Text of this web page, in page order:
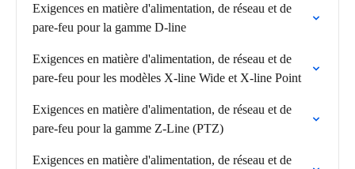
Exigences en matière d'alimentation, de réseau et de
pare-feu pour la gamme D-line
Exigences en matière d'alimentation, de réseau et de
pare-feu pour les modèles X-line Wide et X-line Point
Exigences en matière d'alimentation, de réseau et de
pare-feu pour la gamme Z-Line (PTZ)
Exigences en matière d'alimentation, de réseau et de